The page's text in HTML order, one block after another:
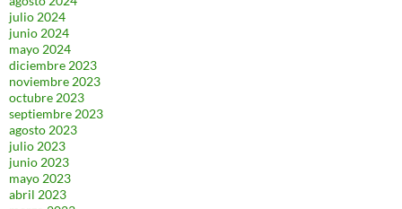
julio 2024
junio 2024
mayo 2024
diciembre 2023
noviembre 2023
octubre 2023
septiembre 2023
agosto 2023
julio 2023
junio 2023
mayo 2023
abril 2023